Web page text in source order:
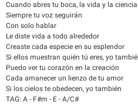
Cuando abres tu boca, la vida y la ciencia
Siempre tu voz seguirán
Con solo hablar
Le diste vida a todo alrededor
Creaste cada especie en su esplendor
Si ellos muestran quién tú eres, yo
Puedo ver tu corazón en la creación
Cada amanecer un lienzo de tu amor
Si los cielos te obedecen, yo también
TAG: A - F#m - E - A/C#